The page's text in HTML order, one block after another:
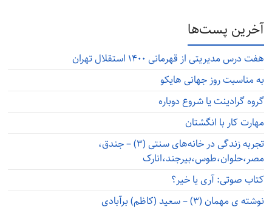
آخرین پست‌ها
هفت درس مدیریتی از قهرمانی ۱۴۰۰ استقلال تهران
به مناسبت روز جهانی هایکو
گروه گرادینت یا شروع دوباره
مهارت کار با انگشتان
تجربه زندگی در خانه‌های سنتی (۳) – جندق،
مصر،حلوان،طوس،بیرجند،انارک
کتاب صوتی: آری یا خیر؟
نوشته ی مهمان (۳) – سعید (کاظم) برآبادی